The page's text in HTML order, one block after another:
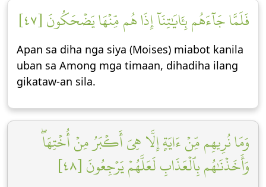
فَلَمَّا جَآءَهُم بِـَٔايَٰتِنَآ إِذَا هُم مِّنۡهَا يَضۡحَكُونَ [٤٧]
Apan sa diha nga siya (Moises) miabot kanila
uban sa Among mga timaan, dihadiha ilang
gikataw-an sila.
وَمَا نُرِيهِم مِّنۡ ءَايَةٍ إِلَّا هِيَ أَكۡبَرُ مِنۡ أُخۡتِهَاۖ
وَأَخَذۡنَٰهُم بِٱلۡعَذَابِ لَعَلَّهُمۡ يَرۡجِعُونَ [٤٨]